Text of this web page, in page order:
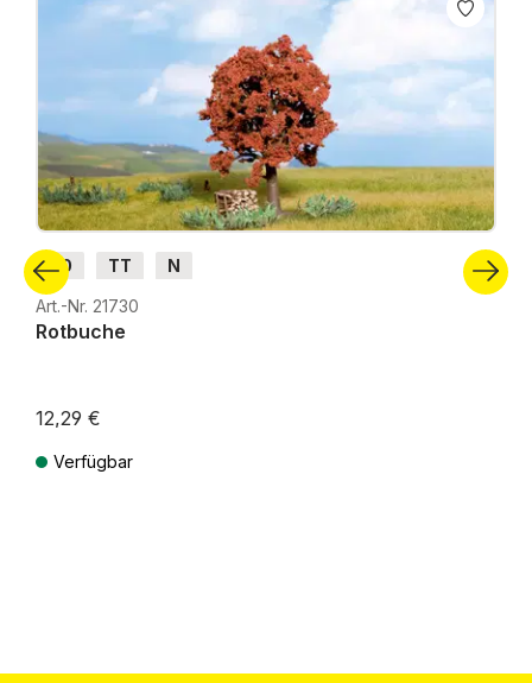
H0 TT
N
Art.-Nr. 21730
Rotbuche
12,29 €
Verfügbar